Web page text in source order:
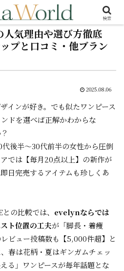
気理由や選び方徹底
プと口コミ・他ブラン
2025.08.06
インが好き。でも似たワンピース
ドを選べば正解かわからな
後半～30代前半の女性から圧倒
では【毎月20点以上】の新作が
日完売するアイテムも珍しくあ
の比較では、 evelynならでは
ト位置の工夫が「脚長・着痩
ビュー投稿数も【5,000件超】と
春は花柄・夏はギンガムチェッ
る」ワンピースが毎年話題とな
検索